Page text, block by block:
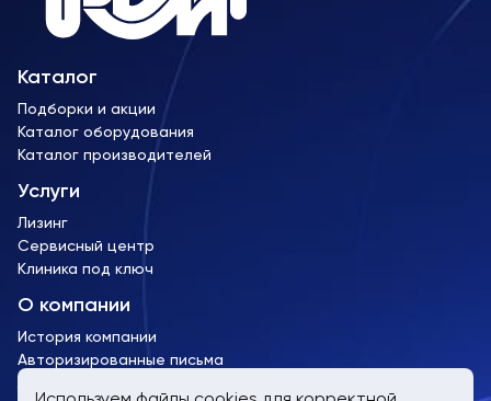
Каталог
Подборки и акции
Каталог оборудования
Каталог производителей
Услуги
Лизинг
Сервисный центр
Клиника под ключ
О компании
История компании
Авторизированные письма